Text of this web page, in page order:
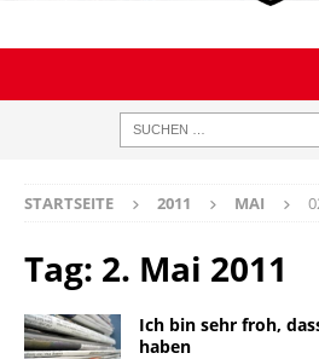
STARTSEITE 2011 MAI
Tag: 2. Mai 2011
Ich bin sehr froh,
haben